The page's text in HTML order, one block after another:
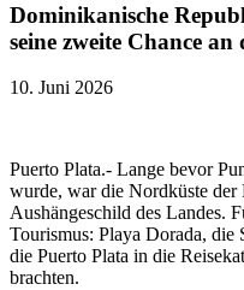
Dominikanische
seine zweite Chance
10. Juni 2026
Puerto Plata.- Lange bevor
wurde, war die Nordküste
Aushängeschild des Landes.
Tourismus: Playa Dorada, die
die Puerto Plata in die
brachten.